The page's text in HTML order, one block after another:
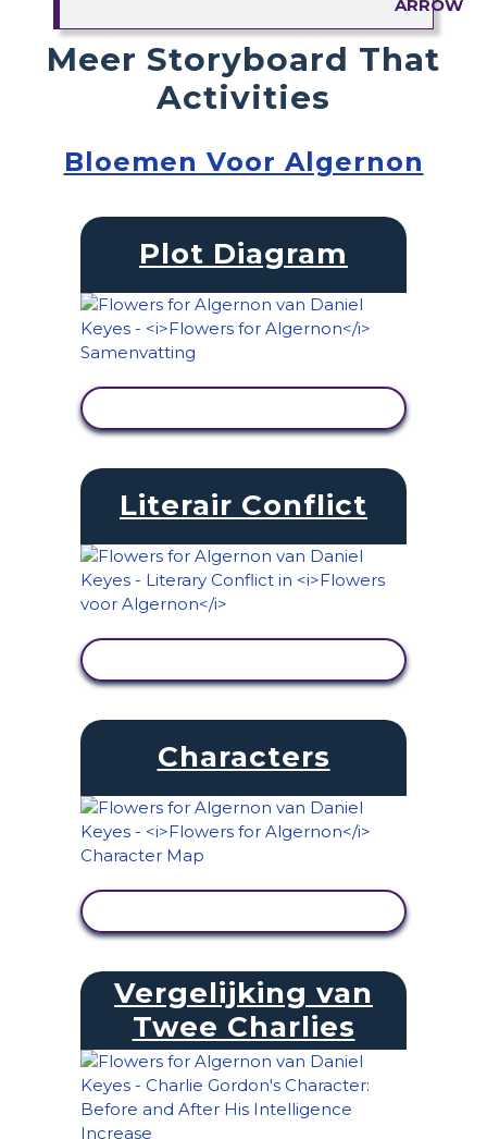
Meer Storyboard That
Activities
Bloemen Voor Algernon
Plot Diagram
Literair Conflict
Characters
Vergelijking van
Twee Charlies